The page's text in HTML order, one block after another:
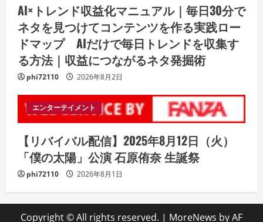
AI×トレンド収益化マニュアル｜毎日30分で
ネタを見つけてコンテンツを作る実践ロー
ドマップ AIだけで毎日トレンドを収集す
る方法｜収益につながるネタ発掘術
phi72110 2026年8月2日
エンターテイメント
【リバイバル配信】2025年8月12日（火）
「僕の太陽」公演 石原侑奈 生誕祭
phi72110 2026年8月1日
Copyright © All rights reserved. | MoreNews by AF